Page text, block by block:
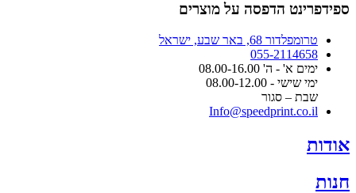
ספידפרינט הדפסה על מוצרים
טרומפלדור 68, באר שבע, ישראל
055-2114658
ימים א' - ה' 08.00-16.00
ימי שישי - 08.00-12.00
שבת – סגור
Info@speedprint.co.il
אודות
חנות